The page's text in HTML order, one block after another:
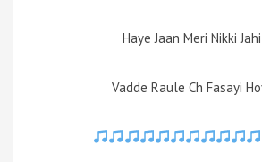
Haye Jaan Meri Nikki
Vadde Raule Ch Fasayi